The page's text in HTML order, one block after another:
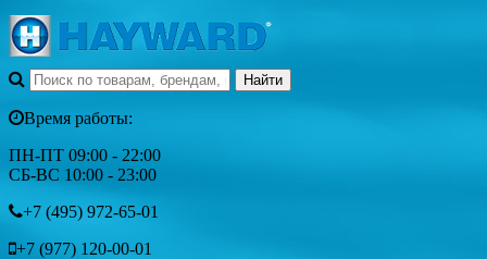
Время работы:
ПН-ПТ 09:00 - 22:00
СБ-ВС 10:00 - 23:00
+7 (495) 972-65-01
+7 (977) 120-00-01